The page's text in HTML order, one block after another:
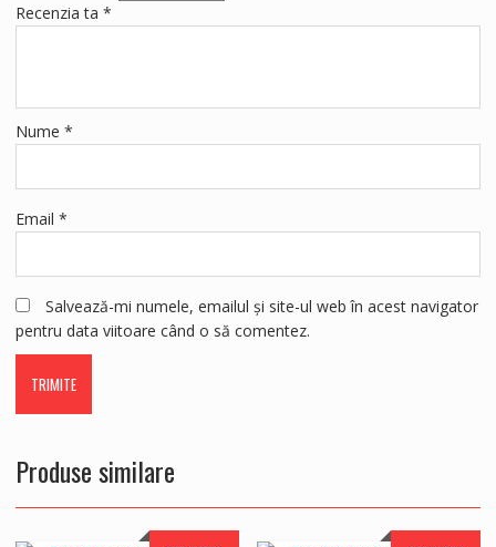
Recenzia ta *
Nume *
Email *
Salvează-mi numele, emailul și site-ul web în acest navigator
pentru data viitoare când o să comentez.
Produse similare